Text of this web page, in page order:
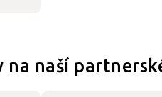
na naší